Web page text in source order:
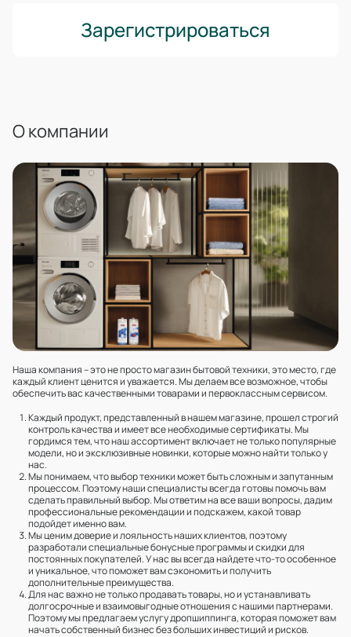
Зарегистрироваться
О компании
Наша компания – это не просто магазин бытовой техники, это место, где
каждый клиент ценится и уважается. Мы делаем все возможное, чтобы
обеспечить вас качественными товарами и первоклассным сервисом.
Каждый продукт, представленный в нашем магазине, прошел строгий
контроль качества и имеет все необходимые сертификаты. Мы
гордимся тем, что наш ассортимент включает не только популярные
модели, но и эксклюзивные новинки, которые можно найти только у
нас.
Мы понимаем, что выбор техники может быть сложным и запутанным
процессом. Поэтому наши специалисты всегда готовы помочь вам
сделать правильный выбор. Мы ответим на все ваши вопросы, дадим
профессиональные рекомендации и подскажем, какой товар
подойдет именно вам.
Мы ценим доверие и лояльность наших клиентов, поэтому
разработали специальные бонусные программы и скидки для
постоянных покупателей. У нас вы всегда найдете что-то особенное
и уникальное, что поможет вам сэкономить и получить
дополнительные преимущества.
Для нас важно не только продавать товары, но и устанавливать
долгосрочные и взаимовыгодные отношения с нашими партнерами.
Поэтому мы предлагаем услугу дропшиппинга, которая поможет вам
начать собственный бизнес без больших инвестиций и рисков.